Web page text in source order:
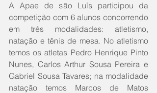
A Apae de são Luís participou da
competição com 6 alunos concorrendo
em três modalidades: atletismo,
natação e tênis de mesa. No atletismo
temos os atletas Pedro Henrique Pinto
Nunes, Carlos Arthur Sousa Pereira e
Gabriel Sousa Tavares; na modalidade
natação temos Marcos de Matos